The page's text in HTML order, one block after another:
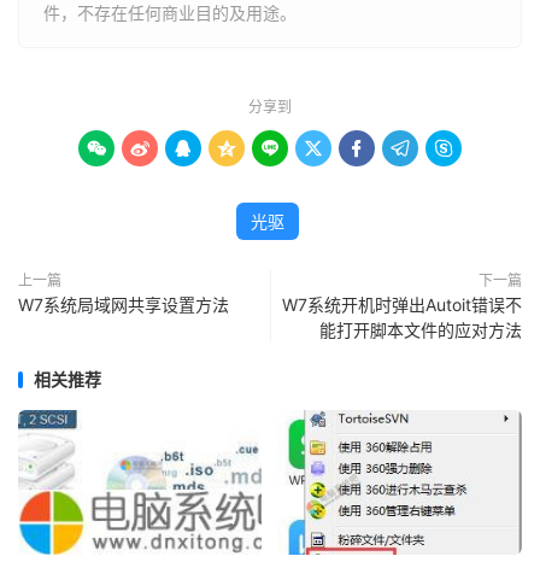
件，不存在任何商业目的及用途。
分享到
        
光驱
上一篇
W7系统局域网共享设置方法
下一篇
W7系统开机时弹出Autoit错误不
能打开脚本文件的应对方法
相关推荐